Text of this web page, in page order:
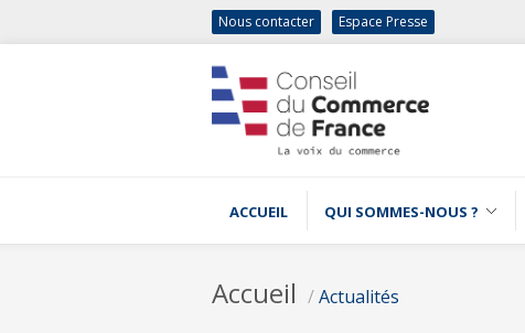
Nous contacter Espace Presse
ACCUEIL QUI SOMMES-NOUS ?
Accueil /Actualités